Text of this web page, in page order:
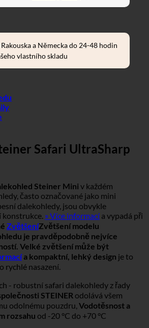
a Německa do 24-48 hodin
vlastního skladu
Safari UltraSharp
Steiner Mini v každém
často označované jako mini
dalekohledy, jsou obvykle
konstrukce. » Více informací a vypadá při
ZvětšeníZvětšení modelu
je pravděpodobně nejvíce
Velké zvětšení může být
a kompaktní, lehký design je to
rychlé nasazení.
- robustní safari dalekohledy z řady
STEINER odolává všem
odolnému pouzdru, Vodotěsnost a
rozsahu od -20 °C do +70 °C